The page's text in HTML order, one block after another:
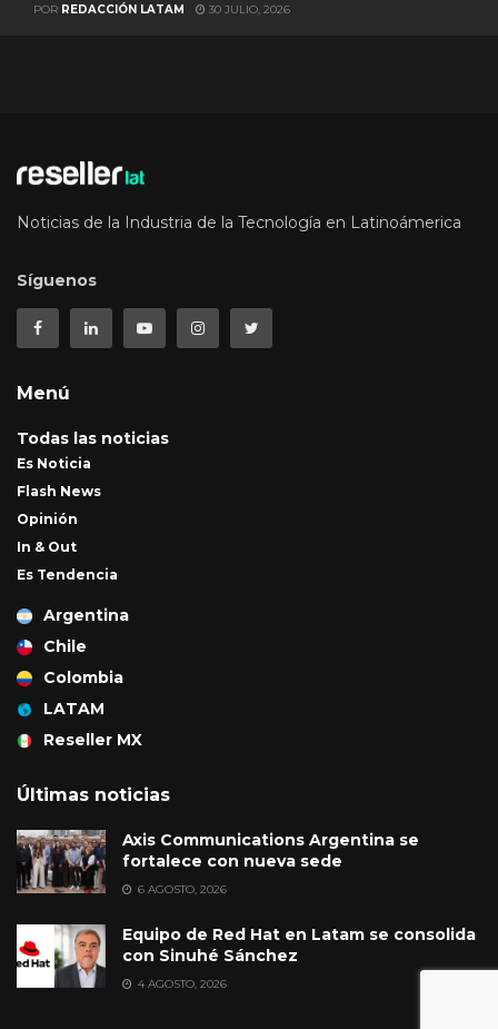
POR REDACCIÓN LATAM 30 JULIO, 2026
Noticias de la Industria de la Tecnología en Latinoámerica
Síguenos
Menú
Todas las noticias
Es Noticia
Flash News
Opinión
In & Out
Es Tendencia
Argentina
Chile
Colombia
LATAM
Reseller MX
Últimas noticias
Axis Communications Argentina se
fortalece con nueva sede
6 AGOSTO, 2026
Equipo de Red Hat en Latam se consolida
con Sinuhé Sánchez
4 AGOSTO, 2026